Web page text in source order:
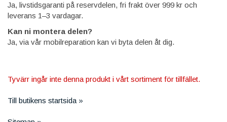
Ja, livstidsgaranti på reservdelen, fri frakt över 999 kr och
leverans 1–3 vardagar.
Kan ni montera delen?
Ja, via vår mobilreparation kan vi byta delen åt dig.
Tyvärr ingår inte denna produkt i vårt sortiment för tillfället.
Till butikens startsida »